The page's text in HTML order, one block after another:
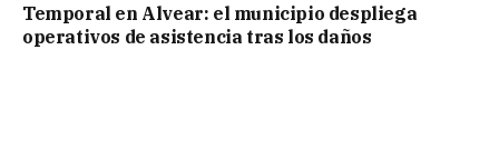
Temporal en Alvear: el municipio despliega
operativos de asistencia tras los daños